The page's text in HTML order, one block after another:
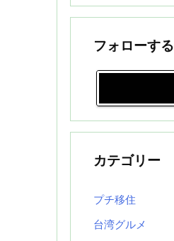
フォローする
カテゴリー
プチ移住
台湾グルメ